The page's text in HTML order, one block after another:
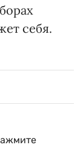
себя.